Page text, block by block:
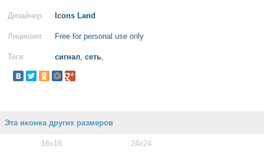
Дизайнер: Icons Land
Лицензия: Free for personal use only
Теги: сигнал, сеть,
Эта иконка других размеров
16x16 24x24